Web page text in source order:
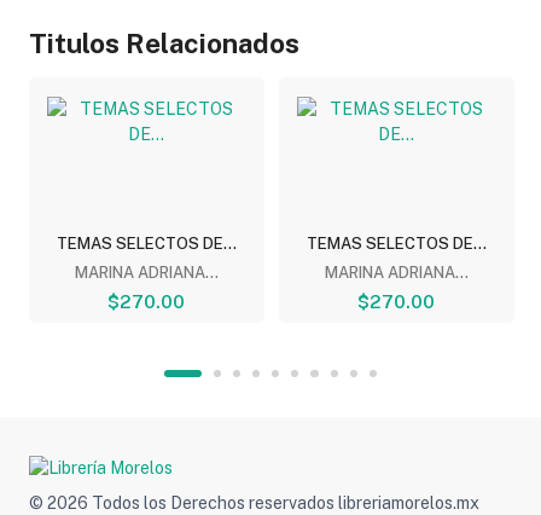
Titulos Relacionados
TEMAS SELECTOS DE...
MARINA ADRIANA...
$270.00
TEMAS SELECTOS DE...
MARINA ADRIANA...
$270.00
© 2026 Todos los Derechos reservados libreriamorelos.mx